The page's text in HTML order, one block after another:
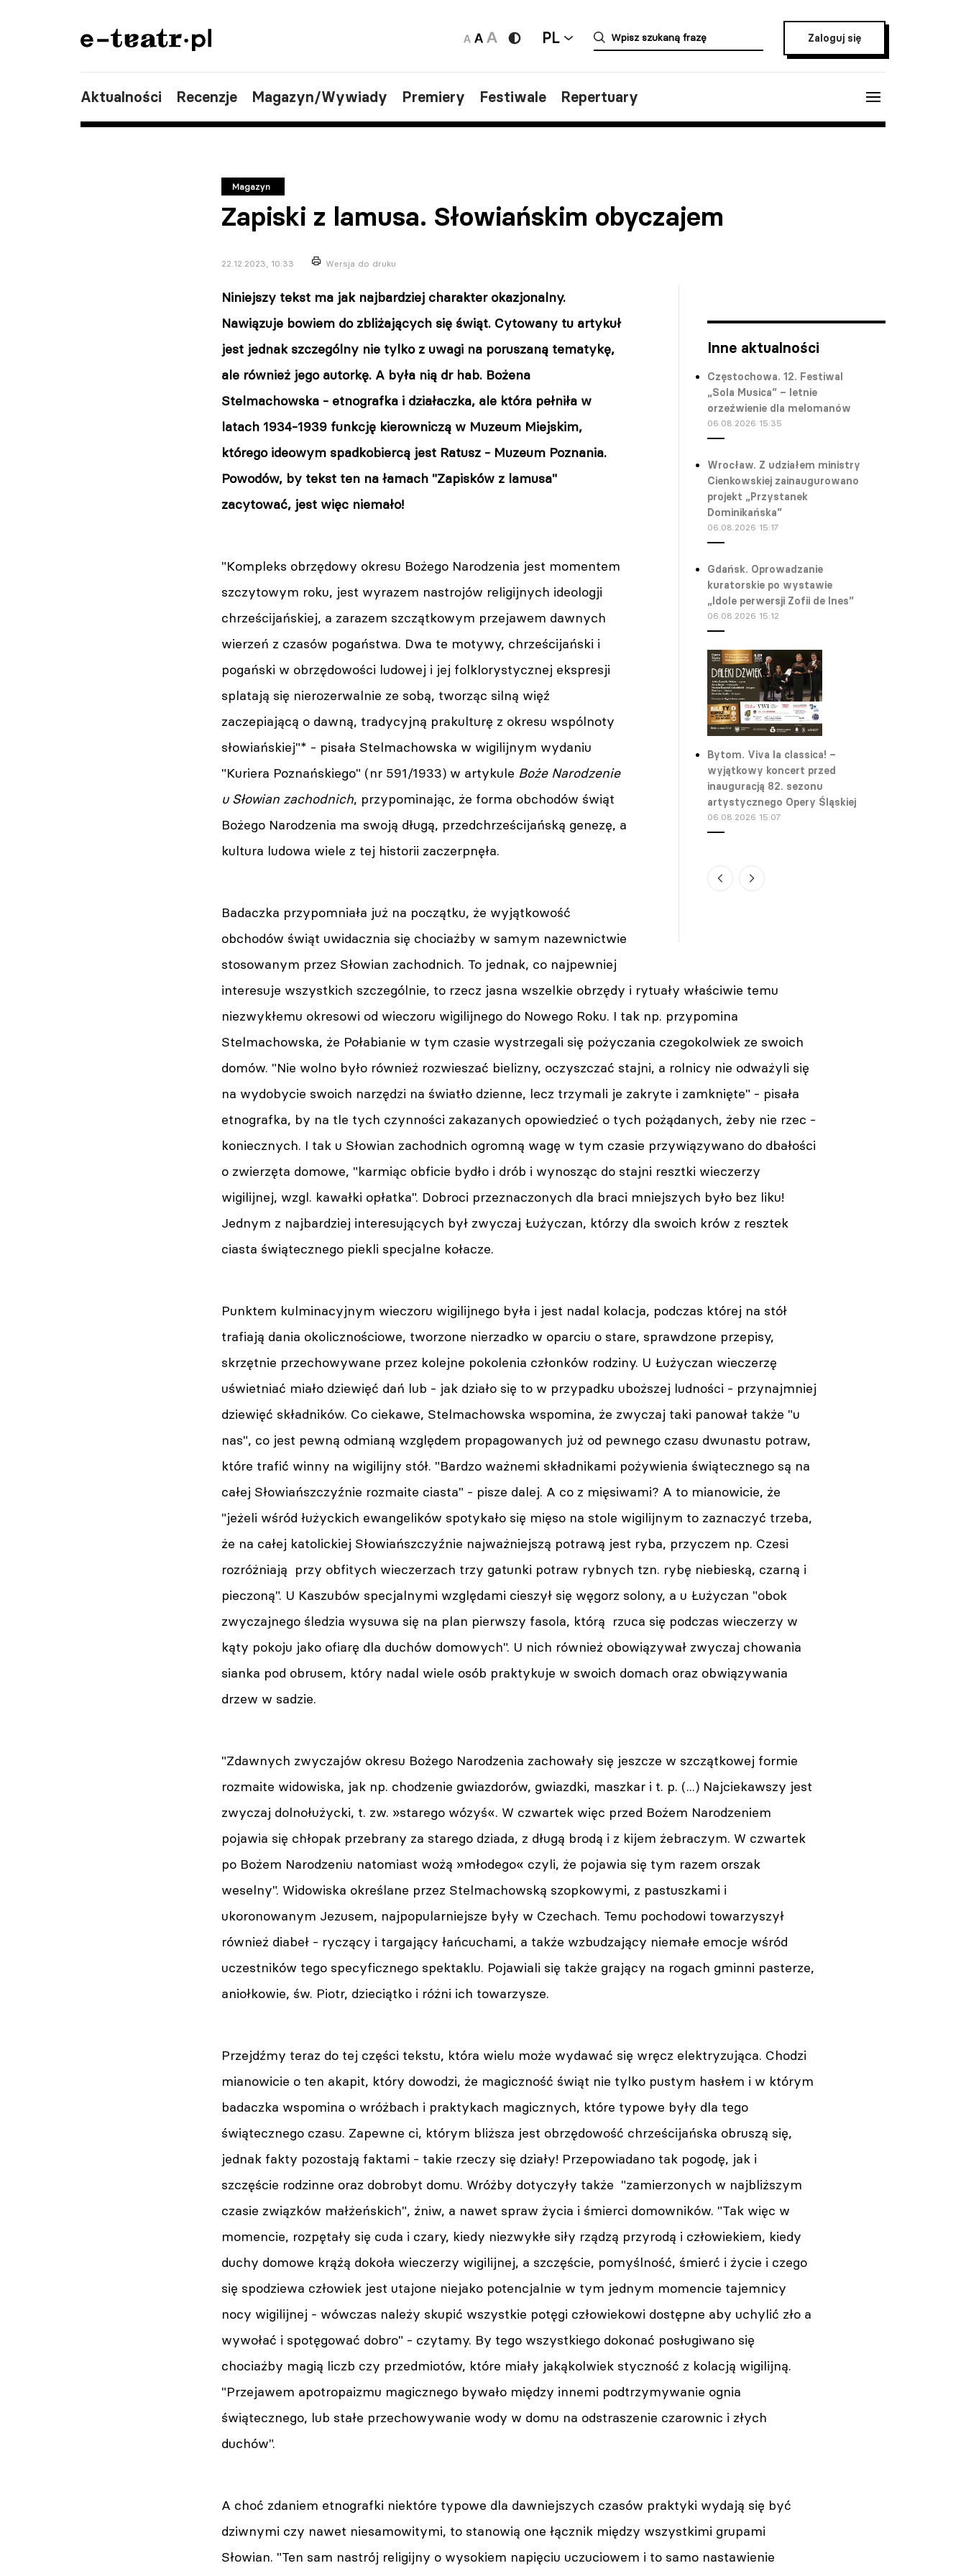
PL Zaloguj się
Aktualności Recenzje Magazyn/Wywiady Premiery Festiwale Repertuary
Magazyn
Zapiski z lamusa. Słowiańskim obyczajem
22.12.2023, 10:33 Wersja do druku
Inne aktualności
Częstochowa. 12. Festiwal
„Sola Musica” – letnie
orzeźwienie dla melomanów
06.08.2026 15:35
Wrocław. Z udziałem ministry
Cienkowskiej zainaugurowano
projekt „Przystanek
Dominikańska”
06.08.2026 15:17
Gdańsk. Oprowadzanie
kuratorskie po wystawie
„Idole perwersji Zofii de Ines”
06.08.2026 15:12
Bytom. Viva la classica! –
wyjątkowy koncert przed
inauguracją 82. sezonu
artystycznego Opery Śląskiej
06.08.2026 15:07
plenerowy Teatru Ochoty
06.08.2026 13:38
Warszawa. Premiera spektaklu
„Osiecka” w reż. Ewy Telegi w
Teatrze Ateneum w
październiku
Warszawa. Oświadczenie
nagrodą publiczności
Festiwalu Szekspirowskiego
Bielsko-Biała. „Stokrotki”
wróciły z Hiszpanii z Grand
Prix. To ich jubileuszowy rok
06.08.2026 09:33
premiera spektaklu „Algorytm:
Szczęście”
06.08.2026 09:00
Wrocław. Oświadczenie
Wrocławskiego Teatru Lalek
PO KOLEI
05.08.2026 19:32
dyrektora Muzeum MOCAK
Niniejszy tekst ma jak najbardziej charakter okazjonalny.
Nawiązuje bowiem do zbliżających się świąt. Cytowany tu artykuł
jest jednak szczególny nie tylko z uwagi na poruszaną tematykę,
ale również jego autorkę. A była nią dr hab. Bożena
Stelmachowska - etnografka i działaczka, ale która pełniła w
latach 1934-1939 funkcję kierowniczą w Muzeum Miejskim,
którego ideowym spadkobiercą jest Ratusz - Muzeum Poznania.
Powodów, by tekst ten na łamach "Zapisków z lamusa"
zacytować, jest więc niemało!
"Kompleks obrzędowy okresu Bożego Narodzenia jest momentem
szczytowym roku, jest wyrazem nastrojów religijnych ideologji
chrześcijańskiej, a zarazem szczątkowym przejawem dawnych
wierzeń z czasów pogaństwa. Dwa te motywy, chrześcijański i
pogański w obrzędowości ludowej i jej folklorystycznej ekspresji
splatają się nierozerwalnie ze sobą, tworząc silną więź
zaczepiającą o dawną, tradycyjną prakulturę z okresu wspólnoty
słowiańskiej"* - pisała Stelmachowska w wigilijnym wydaniu
"Kuriera Poznańskiego" (nr 591/1933) w artykule Boże Narodzenie
u Słowian zachodnich, przypominając, że forma obchodów świąt
Bożego Narodzenia ma swoją długą, przedchrześcijańską genezę, a
kultura ludowa wiele z tej historii zaczerpnęła.
Badaczka przypomniała już na początku, że wyjątkowość
obchodów świąt uwidacznia się chociażby w samym nazewnictwie
stosowanym przez Słowian zachodnich. To jednak, co najpewniej
interesuje wszystkich szczególnie, to rzecz jasna wszelkie obrzędy i rytuały właściwie temu
niezwykłemu okresowi od wieczoru wigilijnego do Nowego Roku. I tak np. przypomina
Stelmachowska, że Połabianie w tym czasie wystrzegali się pożyczania czegokolwiek ze swoich
domów. "Nie wolno było również rozwieszać bielizny, oczyszczać stajni, a rolnicy nie odważyli się
na wydobycie swoich narzędzi na światło dzienne, lecz trzymali je zakryte i zamknięte" - pisała
etnografka, by na tle tych czynności zakazanych opowiedzieć o tych pożądanych, żeby nie rzec -
koniecznych. I tak u Słowian zachodnich ogromną wagę w tym czasie przywiązywano do dbałości
o zwierzęta domowe, "karmiąc obficie bydło i drób i wynosząc do stajni resztki wieczerzy
wigilijnej, wzgl. kawałki opłatka". Dobroci przeznaczonych dla braci mniejszych było bez liku!
Jednym z najbardziej interesujących był zwyczaj Łużyczan, którzy dla swoich krów z resztek
ciasta świątecznego piekli specjalne kołacze.
Punktem kulminacyjnym wieczoru wigilijnego była i jest nadal kolacja, podczas której na stół
trafiają dania okolicznościowe, tworzone nierzadko w oparciu o stare, sprawdzone przepisy,
skrzętnie przechowywane przez kolejne pokolenia członków rodziny. U Łużyczan wieczerzę
uświetniać miało dziewięć dań lub - jak działo się to w przypadku uboższej ludności - przynajmniej
dziewięć składników. Co ciekawe, Stelmachowska wspomina, że zwyczaj taki panował także "u
nas", co jest pewną odmianą względem propagowanych już od pewnego czasu dwunastu potraw,
które trafić winny na wigilijny stół. "Bardzo ważnemi składnikami pożywienia świątecznego są na
całej Słowiańszczyźnie rozmaite ciasta" - pisze dalej. A co z mięsiwami? A to mianowicie, że
"jeżeli wśród łużyckich ewangelików spotykało się mięso na stole wigilijnym to zaznaczyć trzeba,
że na całej katolickiej Słowiańszczyźnie najważniejszą potrawą jest ryba, przyczem np. Czesi
rozróżniają przy obfitych wieczerzach trzy gatunki potraw rybnych tzn. rybę niebieską, czarną i
pieczoną". U Kaszubów specjalnymi względami cieszył się węgorz solony, a u Łużyczan "obok
zwyczajnego śledzia wysuwa się na plan pierwszy fasola, którą rzuca się podczas wieczerzy w
kąty pokoju jako ofiarę dla duchów domowych". U nich również obowiązywał zwyczaj chowania
sianka pod obrusem, który nadal wiele osób praktykuje w swoich domach oraz obwiązywania
drzew w sadzie.
"Zdawnych zwyczajów okresu Bożego Narodzenia zachowały się jeszcze w szczątkowej formie
rozmaite widowiska, jak np. chodzenie gwiazdorów, gwiazdki, maszkar i t. p. (...) Najciekawszy jest
zwyczaj dolnołużycki, t. zw. »starego wózyś«. W czwartek więc przed Bożem Narodzeniem
pojawia się chłopak przebrany za starego dziada, z długą brodą i z kijem żebraczym. W czwartek
po Bożem Narodzeniu natomiast wożą »młodego« czyli, że pojawia się tym razem orszak
weselny". Widowiska określane przez Stelmachowską szopkowymi, z pastuszkami i
ukoronowanym Jezusem, najpopularniejsze były w Czechach. Temu pochodowi towarzyszył
również diabeł - ryczący i targający łańcuchami, a także wzbudzający niemałe emocje wśród
uczestników tego specyficznego spektaklu. Pojawiali się także grający na rogach gminni pasterze,
aniołkowie, św. Piotr, dzieciątko i różni ich towarzysze.
Przejdźmy teraz do tej części tekstu, która wielu może wydawać się wręcz elektryzująca. Chodzi
mianowicie o ten akapit, który dowodzi, że magiczność świąt nie tylko pustym hasłem i w którym
badaczka wspomina o wróżbach i praktykach magicznych, które typowe były dla tego
świątecznego czasu. Zapewne ci, którym bliższa jest obrzędowość chrześcijańska obruszą się,
jednak fakty pozostają faktami - takie rzeczy się działy! Przepowiadano tak pogodę, jak i
szczęście rodzinne oraz dobrobyt domu. Wróżby dotyczyły także "zamierzonych w najbliższym
czasie związków małżeńskich", żniw, a nawet spraw życia i śmierci domowników. "Tak więc w
momencie, rozpętały się cuda i czary, kiedy niezwykłe siły rządzą przyrodą i człowiekiem, kiedy
duchy domowe krążą dokoła wieczerzy wigilijnej, a szczęście, pomyślność, śmierć i życie i czego
się spodziewa człowiek jest utajone niejako potencjalnie w tym jednym momencie tajemnicy
nocy wigilijnej - wówczas należy skupić wszystkie potęgi człowiekowi dostępne aby uchylić zło a
wywołać i spotęgować dobro" - czytamy. By tego wszystkiego dokonać posługiwano się
chociażby magią liczb czy przedmiotów, które miały jakąkolwiek styczność z kolacją wigilijną.
"Przejawem apotropaizmu magicznego bywało między innemi podtrzymywanie ognia
świątecznego, lub stałe przechowywanie wody w domu na odstraszenie czarownic i złych
duchów".
A choć zdaniem etnografki niektóre typowe dla dawniejszych czasów praktyki wydają się być
dziwnymi czy nawet niesamowitymi, to stanowią one łącznik między wszystkimi grupami
Słowian. "Ten sam nastrój religijny o wysokiem napięciu uczuciowem i to samo nastawienie